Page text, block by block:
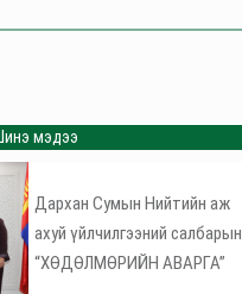
мэдээ
Дархан Сумын Нийтийн аж
ахуй үйлчилгээний салбарын
“ХӨДӨЛМӨРИЙН АВАРГА”